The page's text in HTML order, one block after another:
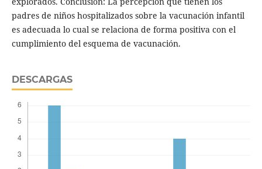
padres de niños hospitalizados sobre la vacunación infantil
es adecuada lo cual se relaciona de forma positiva con el
cumplimiento del esquema de vacunación.
DESCARGAS